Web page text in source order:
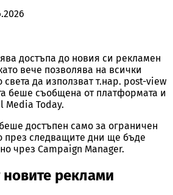
достъпа до новия си рекламен
вече позволява на всички
да използват т.нар. post-view
беше съобщена от платформата и
Media Today.
достъпен само за ограничен
през следващите дни ще бъде
чрез Campaign Manager.
новите реклами